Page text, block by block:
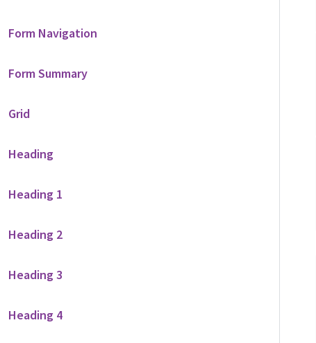
Form Navigation
Form Summary
Grid
Heading
Heading 1
Heading 2
Heading 3
Heading 4